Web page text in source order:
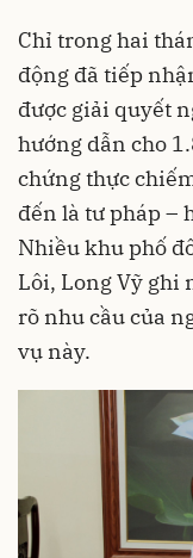
Chỉ trong hai
động đã tiếp
được giải quyết
hướng dẫn cho
chứng thực
đến là tư pháp –
Nhiều khu phố
Lôi, Long Vỹ ghi
rõ nhu cầu của
vụ này.